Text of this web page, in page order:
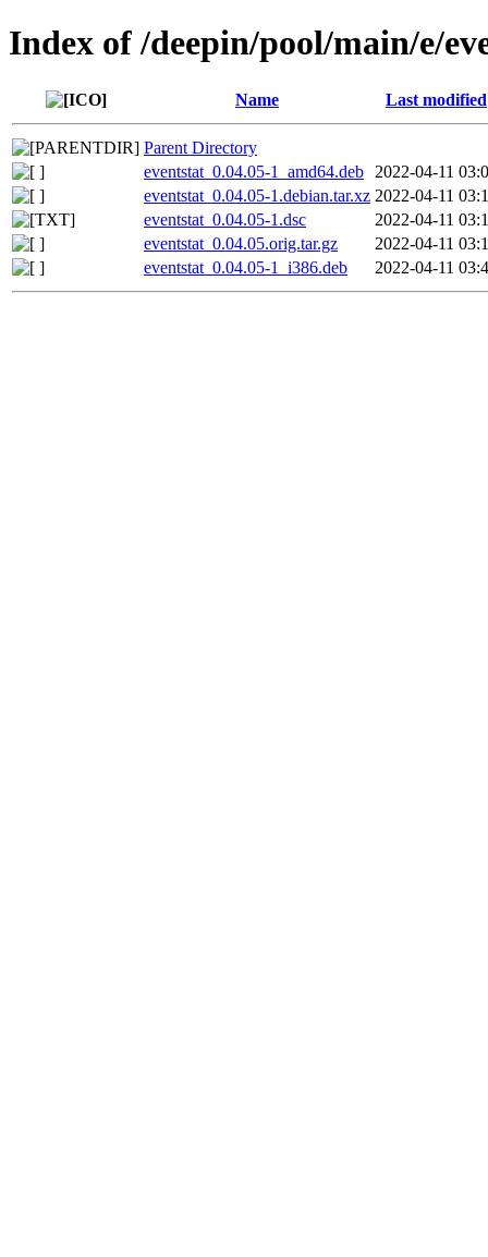
Index of /deepin/pool/main/e/
Name Last modified
Parent Directory
eventstat_0.04.05-1_amd64.deb
2022-04-11
eventstat_0.04.05-1.debian.tar.xz 2022-04-11
eventstat_0.04.05-1.dsc
2022-04-11
eventstat_0.04.05.orig.tar.gz
2022-04-11
eventstat_0.04.05-1_i386.deb
2022-04-11